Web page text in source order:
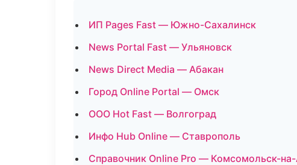
ИП Pages Fast — Южно-Сахалинск
News Portal Fast — Ульяновск
News Direct Media — Абакан
Город Online Portal — Омск
ООО Hot Fast — Волгоград
Инфо Hub Online — Ставрополь
Справочник Online Pro — Комсомольск-